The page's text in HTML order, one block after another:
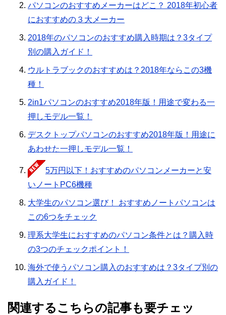
パソコンのおすすめメーカーはどこ？ 2018年初心者
におすすめの３大メーカー
2018年のパソコンのおすすめ購入時期は？3タイプ
別の購入ガイド！
ウルトラブックのおすすめは？2018年ならこの3機
種！
2in1パソコンのおすすめ2018年版！用途で変わる一
押しモデル一覧！
デスクトップパソコンのおすすめ2018年版！用途に
あわせた一押しモデル一覧！
5万円以下！おすすめのパソコンメーカーと安
いノートPC6機種
大学生のパソコン選び！ おすすめノートパソコンは
この6つをチェック
理系大学生におすすめのパソコン条件とは？購入時
の3つのチェックポイント！
海外で使うパソコン購入のおすすめは？3タイプ別の
購入ガイド！
関連するこちらの記事も要チェッ